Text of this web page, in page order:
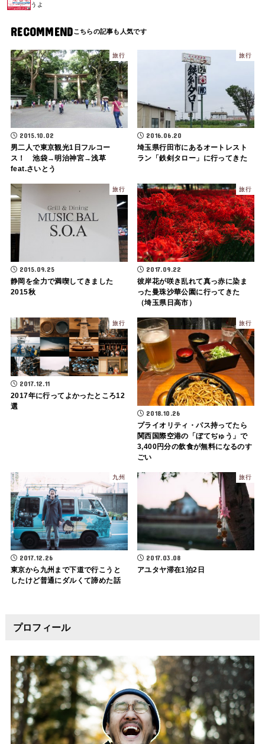
うよ
RECOMMEND
旅行
2015.10.02
男二人で東京観光1日フルコー
ス！ 池袋→明治神宮→浅草
feat.さいとう
旅行
2016.06.20
埼玉県行田市にあるオートレスト
ラン「鉄剣タロー」に行ってきた
旅行
2015.09.25
静岡を全力で満喫してきました
2015秋
旅行
2017.09.22
彼岸花が咲き乱れて真っ赤に染ま
った曼珠沙華公園に行ってきた
（埼玉県日高市）
旅行
2017.12.11
2017年に行ってよかったところ12
選
旅行
2018.10.26
プライオリティ・パス持ってたら
関西国際空港の「ぼてぢゅう」で
3,400円分の飲食が無料になるのす
ごい
九州
2017.12.26
東京から九州まで下道で行こうと
したけど普通にダルくて諦めた話
旅行
2017.03.08
アユタヤ滞在1泊2日
プロフィール